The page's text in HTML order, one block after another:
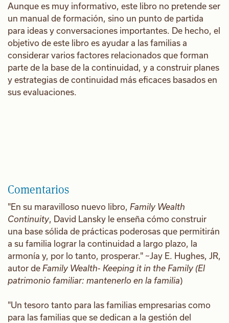
Aunque es muy informativo, este libro no pretende ser
un manual de formación, sino un punto de partida
para ideas y conversaciones importantes. De hecho, el
objetivo de este libro es ayudar a las familias a
considerar varios factores relacionados que forman
parte de la base de la continuidad, y a construir planes
y estrategias de continuidad más eficaces basados en
sus evaluaciones.
Comentarios
"En su maravilloso nuevo libro, Family Wealth
Continuity, David Lansky le enseña cómo construir
una base sólida de prácticas poderosas que permitirán
a su familia lograr la continuidad a largo plazo, la
armonía y, por lo tanto, prosperar." ~Jay E. Hughes, JR,
autor de Family Wealth- Keeping it in the Family (El
patrimonio familiar: mantenerlo en la familia)
"Un tesoro tanto para las familias empresarias como
para las familias que se dedican a la gestión del